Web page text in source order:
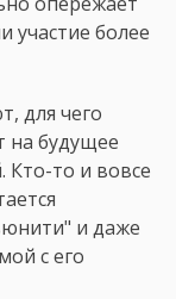
участие более
для чего
на будущее
Кто-то и вовсе
и даже
с его